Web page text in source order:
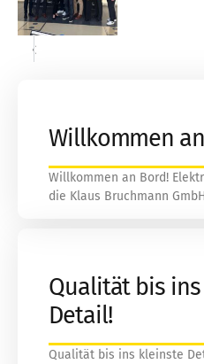
Willkommen
Willkommen an Bord!
die Klaus Bruchmann GmbH
Qualität bis
Detail!
Qualität bis ins kleinste